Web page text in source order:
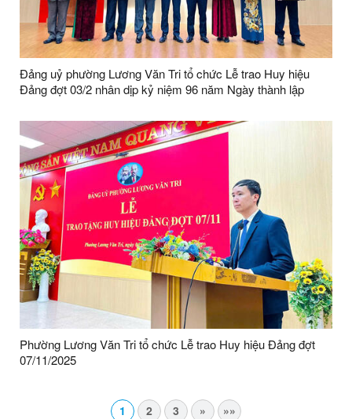
Đảng uỷ phường Lương Văn Tri tổ chức Lễ trao Huy hiệu
Đảng đợt 03/2 nhân dịp kỷ niệm 96 năm Ngày thành lập
Phường Lương Văn Tri tổ chức Lễ trao Huy hiệu Đảng đợt
07/11/2025
1 2 3 » »»